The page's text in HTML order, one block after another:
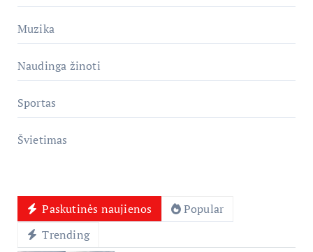
Muzika
Naudinga žinoti
Sportas
Švietimas
Paskutinės naujienos
Popular
Trending